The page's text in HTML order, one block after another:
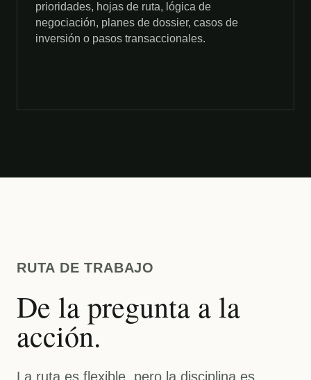
prioridades, hojas de ruta, lógica de
negociación, planes de dossier, casos de
inversión o pasos transaccionales.
RUTA DE TRABAJO
De la pregunta a la
acción.
La ruta es flexible, pero la disciplina es